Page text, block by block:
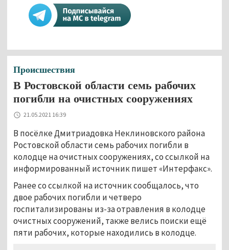
Происшествия
В Ростовской области семь рабочих
погибли на очистных сооружениях
21.05.2021 16:39
В посёлке Дмитриадовка Неклиновского района
Ростовской области семь рабочих погибли в
колодце на очистных сооружениях, со ссылкой на
информированный источник пишет «Интерфакс».
Ранее со ссылкой на источник сообщалось, что
двое рабочих погибли и четверо
госпитализированы из-за отравления в колодце
очистных сооружений, также велись поиски ещё
пяти рабочих, которые находились в колодце.